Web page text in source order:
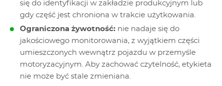
się do identyfikacji w zakładzie produkcyjnym lub
gdy część jest chroniona w trakcie użytkowania.
Ograniczona żywotność: nie nadaje się do
jakościowego monitorowania, z wyjątkiem części
umieszczonych wewnątrz pojazdu w przemyśle
motoryzacyjnym. Aby zachować czytelność, etykieta
nie może być stale zmieniana.